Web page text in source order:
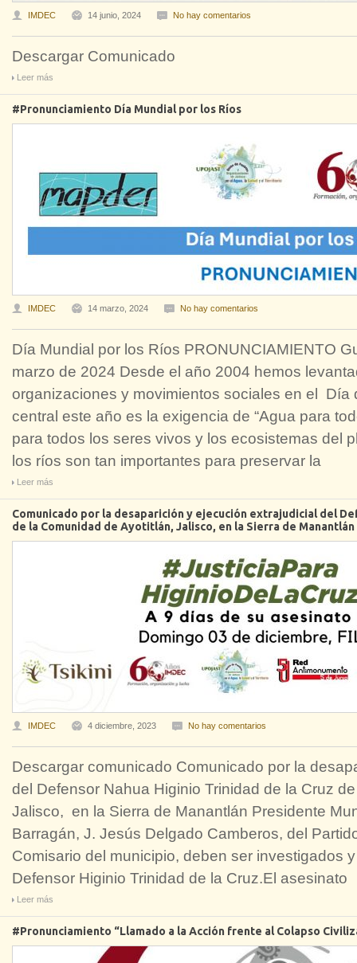
IMDEC 14 junio, 2024 No hay comentarios
Descargar Comunicado
Leer más
#Pronunciamiento Día Mundial por los Ríos
IMDEC 14 marzo, 2024 No hay comentarios
Día Mundial por los Ríos PRONUNCIAMIENTO
marzo de 2024 Desde el año 2004 hemos
organizaciones y movimientos sociales en el Día
central este año es la exigencia de “Agua para
para todos los seres vivos y los ecosistemas del
los ríos son tan importantes para preservar la
Leer más
Comunicado por la desaparición y ejecución extrajudicial del
de la Comunidad de Ayotitlán, Jalisco, en la Sierra de
IMDEC 4 diciembre, 2023 No hay comentarios
Descargar comunicado Comunicado por la
del Defensor Nahua Higinio Trinidad de la Cruz
Jalisco, en la Sierra de Manantlán Presidente
Barragán, J. Jesús Delgado Camberos, del
Comisario del municipio, deben ser investigados
Defensor Higinio Trinidad de la Cruz.El asesinato
Leer más
#Pronunciamiento “Llamado a la Acción frente al Colapso